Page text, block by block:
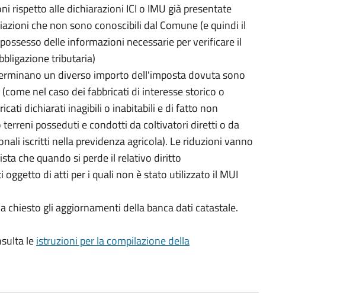
rispetto alle dichiarazioni ICI o IMU già presentate
che non sono conoscibili dal Comune (e quindi il
delle informazioni necessarie per verificare il
tributaria)
un diverso importo dell'imposta dovuta sono
nel caso dei fabbricati di interesse storico o
dichiarati inagibili o inabitabili e di fatto non
posseduti e condotti da coltivatori diretti o da
iscritti nella previdenza agricola). Le riduzioni vanno
che quando si perde il relativo diritto
oggetto di atti per i quali non è stato utilizzato il MUI
chiesto gli aggiornamenti della banca dati catastale.
leistruzioni per la compilazione della